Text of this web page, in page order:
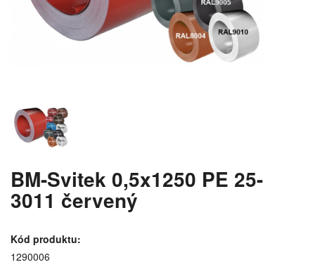
BM-Svitek 0,5x1250 PE 25-
3011 červený
Kód produktu:
1290006